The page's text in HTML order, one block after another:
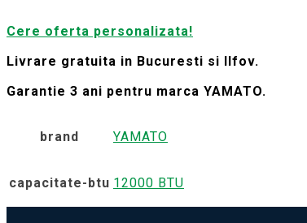
Cere oferta personalizata!
Livrare gratuita in Bucuresti si Ilfov.
Garantie 3 ani pentru marca YAMATO.
brand YAMATO
capacitate-btu 12000 BTU